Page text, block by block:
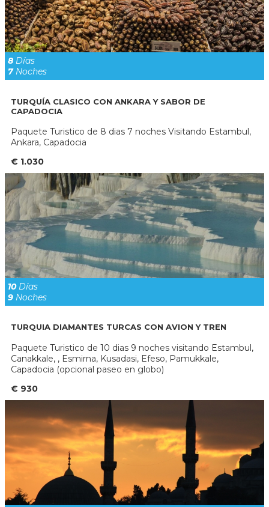
8 Días
7Noches
TURQUÍA CLASICO CON ANKARA Y SABOR DE
CAPADOCIA
Paquete Turistico de 8 dias 7 noches Visitando Estambul,
Ankara, Capadocia
€ 1.030
10Días
9 Noches
TURQUIA DIAMANTES TURCAS CON AVION Y TREN
Paquete Turistico de 10 dias 9 noches visitando Estambul,
Canakkale, , Esmirna, Kusadasi, Efeso, Pamukkale,
Capadocia (opcional paseo en globo)
€ 930